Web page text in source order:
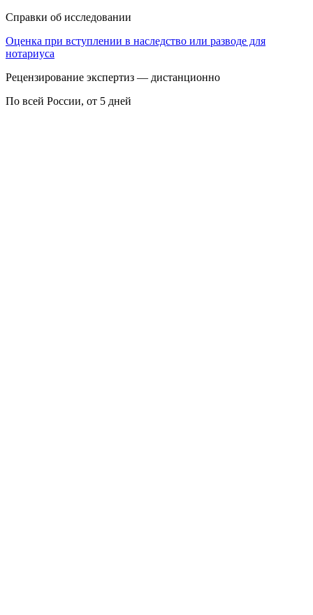
Справки об исследовании
Оценка при вступлении в наследство или разводе для
нотариуса
Рецензирование экспертиз — дистанционно
По всей России, от 5 дней